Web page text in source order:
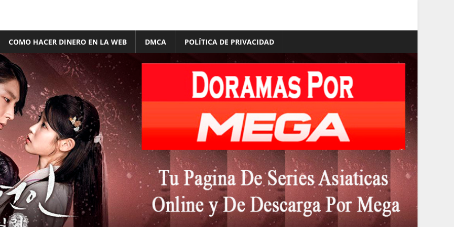
COMO HACER DINERO EN LA WEB DMCA POLÍTICA DE PRIVACIDAD